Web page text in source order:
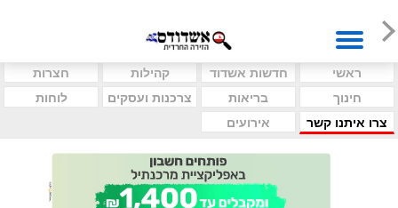
ראשי חדשות אשדוד קהילות
חצרות
חינוך
בריאות צרכנות ועסקים
לוחות
צרו איתנו קשר
אירועים